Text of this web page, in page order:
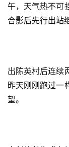
午，天气热不可
合影后先行出站
出陈英村后连续
昨天刚刚跑过一
望。